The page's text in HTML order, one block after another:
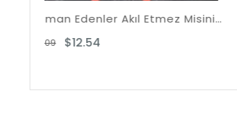
Ey İman Edenler Akıl Etmez Misiniz?
$24.21